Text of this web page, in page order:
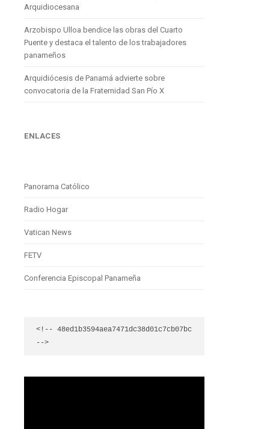
Arquidiocesana
Arzobispo Ulloa bendice las obras del Cuarto
Puente y destaca el talento de los trabajadores
panameños
Arquidiócesis de Panamá advierte sobre
convocatoria de la Fraternidad San Pío X
ENLACES
Panorama Católico
Radio Hogar
Vatican News
FETV
Conferencia Episcopal Panameña
<!-- 48ed1b3594aea7471dc38d01c7cb07bc
-->